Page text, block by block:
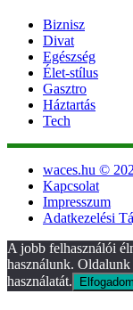
Biznisz
Divat
Egészség
Élet-stílus
Gasztro
Háztartás
Tech
waces.hu ©
Kapcsolat
Impresszum
Adatkezelési
A jobb felhasználói
használunk.
használatát.
Elfogadom